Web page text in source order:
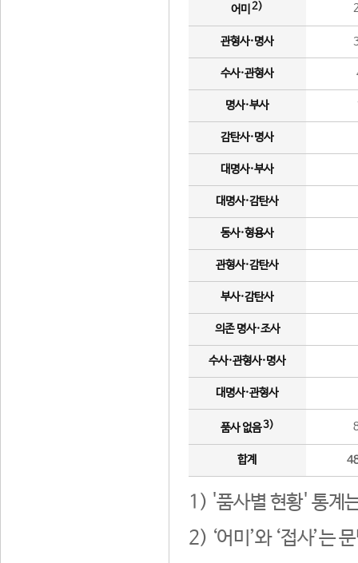
어미 2)
관형사·명사
수사·관형사
명사·부사
감탄사·명사
대명사·부사
대명사·감탄사
동사·형용사
관형사·감탄사
부사·감탄사
의존 명사·조사
수사·관형사·명사
대명사·관형사
품사 없음3)
합계
1) '품사별 현황' 통계
2) ‘어미’와 ‘접사’는